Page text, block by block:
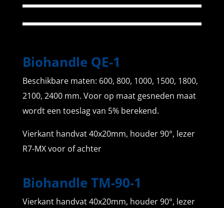
Biohandle QE-1
Beschikbare maten: 600, 800, 1000, 1500, 1800,
2100, 2400 mm. Voor op maat gesneden maat
wordt een toeslag van 5% berekend.
Vierkant handvat 40x20mm, houder 90°, lezer
R7-MX voor of achter
Biohandle TM-90-1
Vierkant handvat 40x20mm, houder 90°, lezer